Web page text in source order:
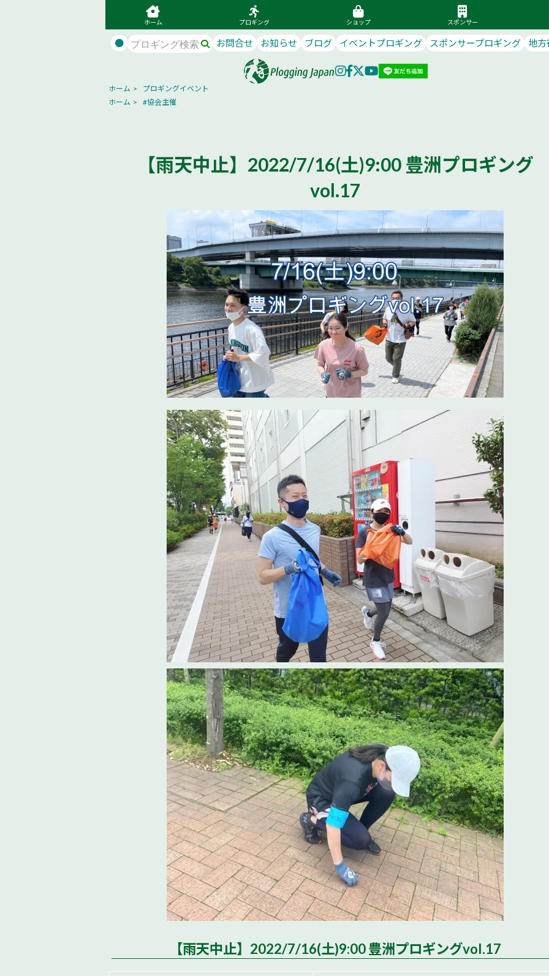
ホーム プロギング ショップ スポンサー
● お問合せ お知らせ ブログ イベントプロギング スポンサープロギング 地
ホーム >
プロギングイベント
ホーム > #協会主催
【雨天中止】2022/7/16(土)9:00 豊洲プロギング
vol.17
【雨天中止】2022/7/16(土)9:00 豊洲プロギングvol.17